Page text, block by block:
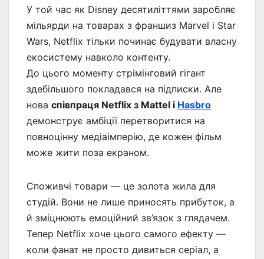
У той час як Disney десятиліттями заробляє
мільярди на товарах з франшиз Marvel і Star
Wars, Netflix тільки починає будувати власну
екосистему навколо контенту.
До цього моменту стрімінговий гігант
здебільшого покладався на підписки. Але
нова співпраця Netflix з Mattel і Hasbro
демонструє амбіції перетворитися на
повноцінну медіаімперію, де кожен фільм
може жити поза екраном.
Споживчі товари — це золота жила для
студій. Вони не лише приносять прибуток, а
й зміцнюють емоційний зв’язок з глядачем.
Тепер Netflix хоче цього самого ефекту —
коли фанат не просто дивиться серіал, а